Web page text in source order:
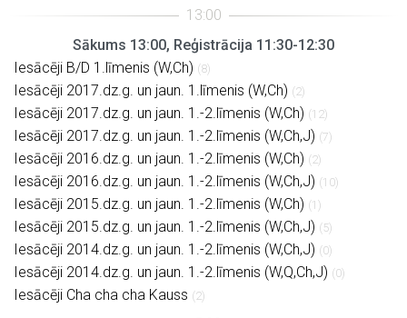
Sākums 13:00, Reģistrācija 11:30-12:30
Iesācēji B/D 1.līmenis (W,Ch) (8)
Iesācēji 2017.dz.g. un jaun. 1.līmenis (W,Ch) (2)
Iesācēji 2017.dz.g. un jaun. 1.-2.līmenis (W,Ch) (12)
Iesācēji 2017.dz.g. un jaun. 1.-2.līmenis (W,Ch,J) (7)
Iesācēji 2016.dz.g. un jaun. 1.-2.līmenis (W,Ch) (2)
Iesācēji 2016.dz.g. un jaun. 1.-2.līmenis (W,Ch,J) (10)
Iesācēji 2015.dz.g. un jaun. 1.-2.līmenis (W,Ch) (1)
Iesācēji 2015.dz.g. un jaun. 1.-2.līmenis (W,Ch,J) (5)
Iesācēji 2014.dz.g. un jaun. 1.-2.līmenis (W,Ch,J) (0)
Iesācēji 2014.dz.g. un jaun. 1.-2.līmenis (W,Q,Ch,J) (0)
Iesācēji Cha cha cha Kauss (2)